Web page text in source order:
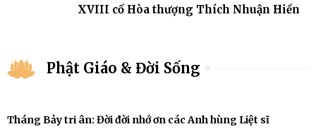
XVIII cố Hòa thượng Thích Nhuận Hiền
Phật Giáo & Đời Sống
Tháng Bảy tri ân: Đời đời nhớ ơn các Anh hùng Liệt sĩ